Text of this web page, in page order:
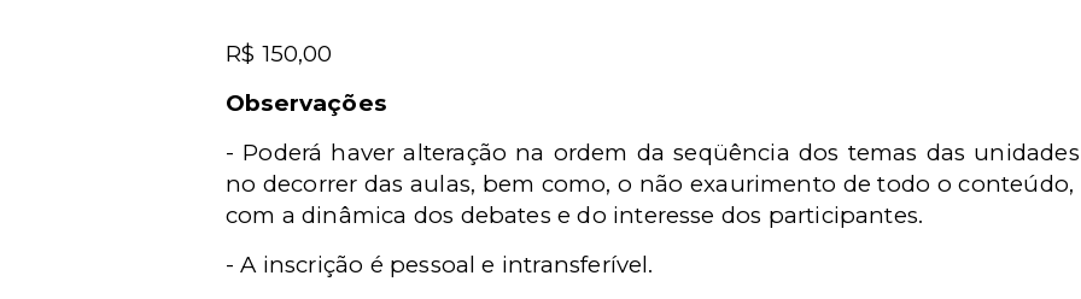
R$ 150,00
Observações
- Poderá haver alteração na ordem da seqüência dos temas das
no decorrer das aulas, bem como, o não exaurimento de todo o conteúdo,
com a dinâmica dos debates e do interesse dos participantes.
- A inscrição é pessoal e intransferível.